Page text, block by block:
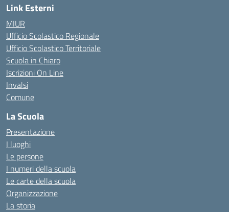
Link Esterni
MIUR
Ufficio Scolastico Regionale
Ufficio Scolastico Territoriale
Scuola in Chiaro
Iscrizioni On Line
Invalsi
Comune
La Scuola
Presentazione
I luoghi
Le persone
I numeri della scuola
Le carte della scuola
Organizzazione
La storia